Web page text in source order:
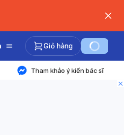
Giỏ hàng
Tham khảo ý kiến bác sĩ